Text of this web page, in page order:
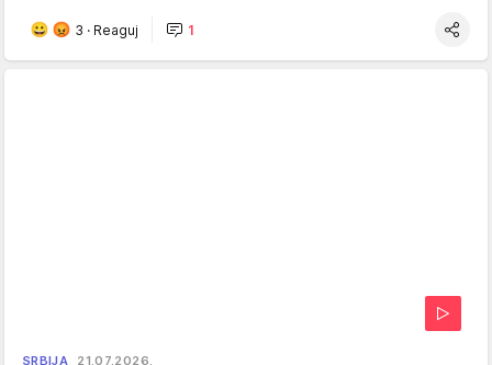
3 · Reaguj 1
SRBIJA 21.07.2026.